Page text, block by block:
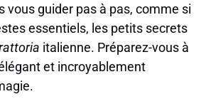
guider pas à pas, comme si
essentiels, les petits secrets
italienne. Préparez-vous à
et incroyablement